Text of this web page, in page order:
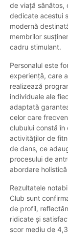
de viață sănătos,
dedicate acestui
modernă
membrilor
cadru stimulant.
Personalul este
experiență, care
realizează
individuale ale
adaptată
celor care
clubului constă în
activităților de
de dans, ce
procesului de
abordare
Rezultatele
Club sunt
de profil,
ridicate și
scor mediu de